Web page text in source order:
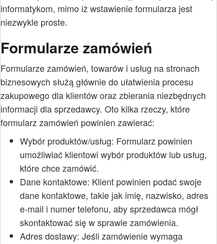
informatykom, mimo iż wstawienie formularza jest
niezwykle proste.
Formularze zamówień
Formularze zamówień, towarów i usług na stronach
biznesowych służą głównie do ułatwienia procesu
zakupowego dla klientów oraz zbierania niezbędnych
informacji dla sprzedawcy. Oto kilka rzeczy, które
formularz zamówień powinien zawierać:
Wybór produktów/usług: Formularz powinien
umożliwiać klientowi wybór produktów lub usług,
które chce zamówić.
Dane kontaktowe: Klient powinien podać swoje
dane kontaktowe, takie jak imię, nazwisko, adres
e-mail i numer telefonu, aby sprzedawca mógł
skontaktować się w sprawie zamówienia.
Adres dostawy: Jeśli zamówienie wymaga